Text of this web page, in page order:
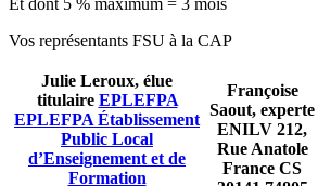
Vos représentants FSU à la CAP
Julie Leroux, élue
titulaire EPLEFPA
EPLEFPA Établissement
Public Local
d’Enseignement et de
Formation
Françoise
Saout, experte
ENILV 212,
Rue Anatole
France CS